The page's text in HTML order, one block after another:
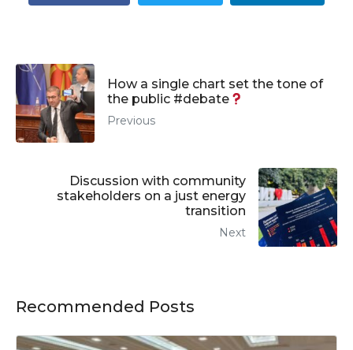
How a single chart set the tone of
the public #debate
Previous
Discussion with community
stakeholders on a just energy
transition
Next
Recommended Posts